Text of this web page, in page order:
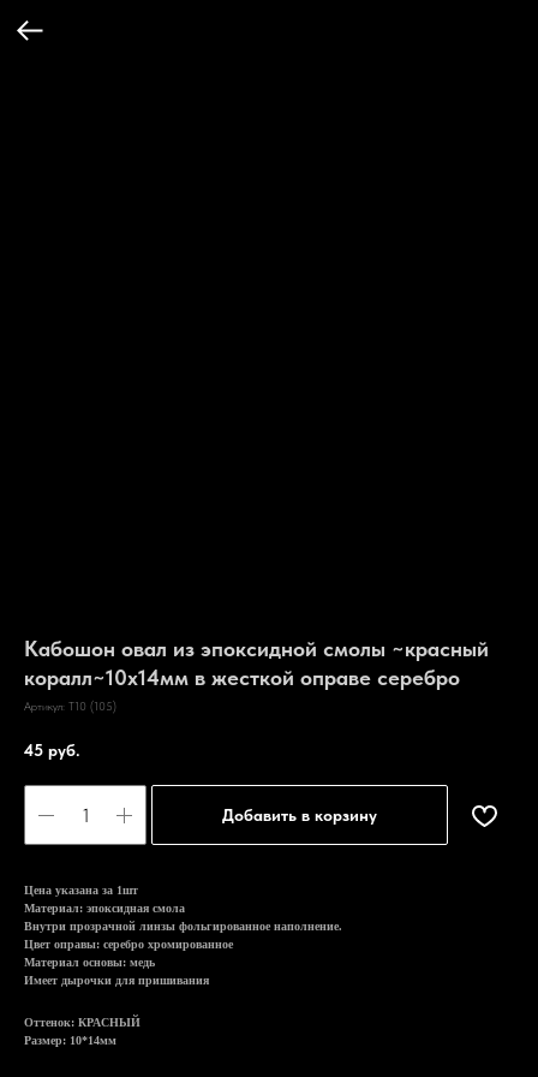
Кабошон овал из эпоксидной смолы ~красный
коралл~10х14мм в жесткой оправе серебро
Артикул: T10 (105)
45 руб.
Добавить в корзину
Цена указана за 1шт
Материал: эпоксидная смола
Внутри прозрачной линзы фольгированное наполнение.
Цвет оправы: серебро хромированное
Материал основы: медь
Имеет дырочки для пришивания
Оттенок: КРАСНЫЙ
Размер: 10*14мм